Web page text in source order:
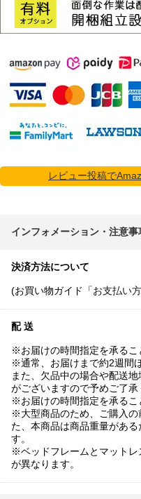
レビュー投稿で
インフォメーション・注意事
決済方法について
(お買い物ガイド「お支払い
配 送
※お届けの時間指定を承るこ
※通常、お届けまで約2週間
また、欠品中の場合や配送
がございますので予めご了承
※お届けの時間指定を承るこ
※大型商品のため、ご購入の
た、本商品は商品重量があ
す。
※ベッドフレームとマットレ
が異なります。